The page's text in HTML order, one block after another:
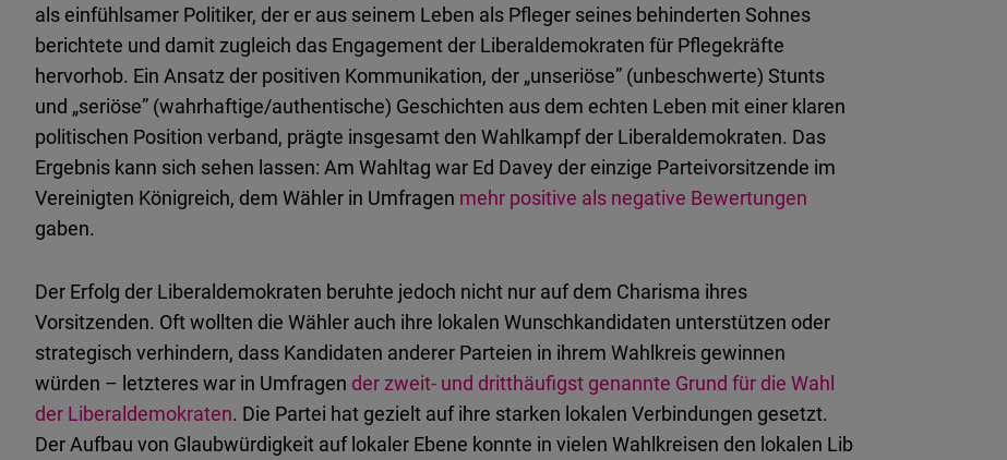
als einfühlsamer Politiker, der er aus seinem Leben als Pfleger seines behinderten Sohnes
berichtete und damit zugleich das Engagement der Liberaldemokraten für Pflegekräfte
hervorhob. Ein Ansatz der positiven Kommunikation, der „unseriöse” (unbeschwerte) Stunts
und „seriöse” (wahrhaftige/authentische) Geschichten aus dem echten Leben mit einer klaren
politischen Position verband, prägte insgesamt den Wahlkampf der Liberaldemokraten. Das
Ergebnis kann sich sehen lassen: Am Wahltag war Ed Davey der einzige Parteivorsitzende im
Vereinigten Königreich, dem Wähler in Umfragen mehr positive als negative Bewertungen
gaben.
Der Erfolg der Liberaldemokraten beruhte jedoch nicht nur auf dem Charisma ihres
Vorsitzenden. Oft wollten die Wähler auch ihre lokalen Wunschkandidaten unterstützen oder
strategisch verhindern, dass Kandidaten anderer Parteien in ihrem Wahlkreis gewinnen
würden – letzteres war in Umfragen der zweit- und dritthäufigst genannte Grund für die Wahl
der Liberaldemokraten. Die Partei hat gezielt auf ihre starken lokalen Verbindungen gesetzt.
Der Aufbau von Glaubwürdigkeit auf lokaler Ebene konnte in vielen Wahlkreisen den lokalen Lib